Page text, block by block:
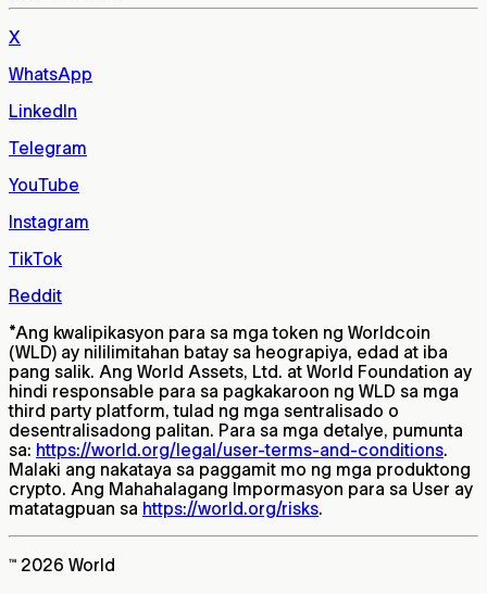
X
WhatsApp
LinkedIn
Telegram
YouTube
Instagram
TikTok
Reddit
*Ang kwalipikasyon para sa mga token ng Worldcoin
(WLD) ay nililimitahan batay sa heograpiya, edad at iba
pang salik. Ang World Assets, Ltd. at World Foundation ay
hindi responsable para sa pagkakaroon ng WLD sa mga
third party platform, tulad ng mga sentralisado o
desentralisadong palitan. Para sa mga detalye, pumunta
sa: https://world.org/legal/user-terms-and-conditions.
Malaki ang nakataya sa paggamit mo ng mga produktong
crypto. Ang Mahahalagang Impormasyon para sa User ay
matatagpuan sa https://world.org/risks.
™ 2026 World